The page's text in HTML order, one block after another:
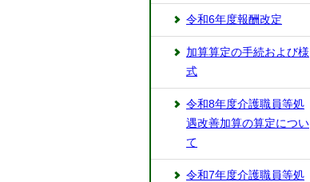
令和6年度報酬改定
加算算定の手続および様
式
令和8年度介護職員等処
遇改善加算の算定につい
て
令和7年度介護職員等処